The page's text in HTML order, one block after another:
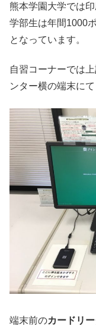
熊本学園大学では
学部生は年間1000
となっています。
自習コーナーでは
ンター横の端末に
端末前のカードリ